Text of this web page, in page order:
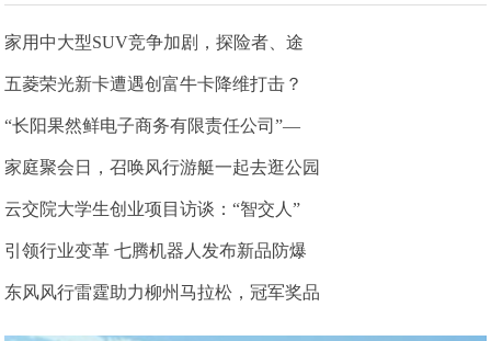
家用中大型SUV竞争加剧，探险者、途
五菱荣光新卡遭遇创富牛卡降维打击？
“长阳果然鲜电子商务有限责任公司”—
家庭聚会日，召唤风行游艇一起去逛公园
云交院大学生创业项目访谈：“智交人”
引领行业变革 七腾机器人发布新品防爆
东风风行雷霆助力柳州马拉松，冠军奖品